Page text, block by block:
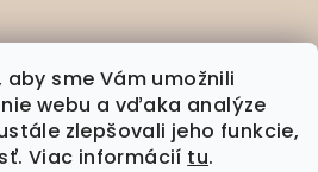
sme Vám umožnili
webu a vďaka analýze
zlepšovali jeho funkcie,
Viac informácií tu.